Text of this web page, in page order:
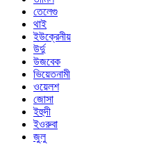
তেলেগু
থাই
ইউক্রেনীয়
উর্দু
উজবেক
ভিয়েতনামী
ওয়েলশ
জোসা
ইহুদী
ইওরুবা
জুলু